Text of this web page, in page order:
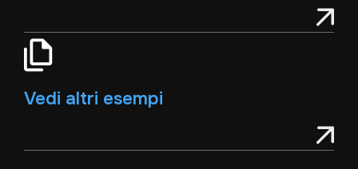
Vedi altri esempi